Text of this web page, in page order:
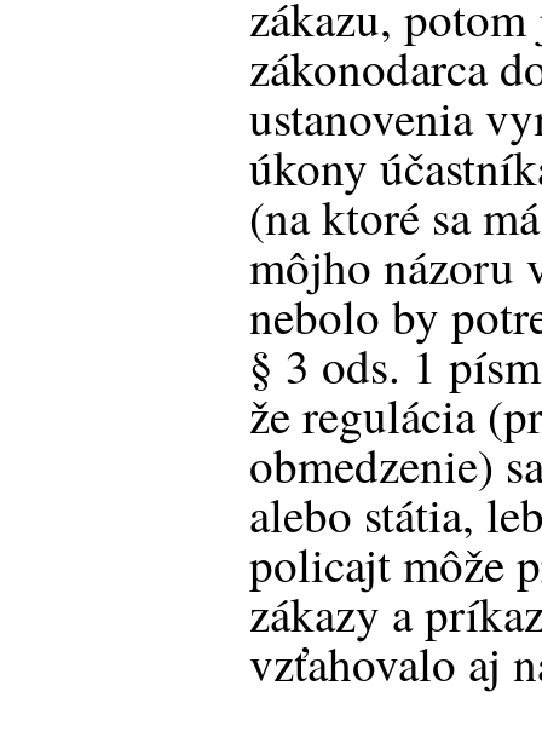
zákazu,
zákonodarca
ustanovenia
úkony
(na ktoré sa
môjho názoru
nebolo by
§ 3 ods. 1
že regulácia
obmedzenie)
alebo státia,
policajt môže
zákazy a
vzťahovalo aj